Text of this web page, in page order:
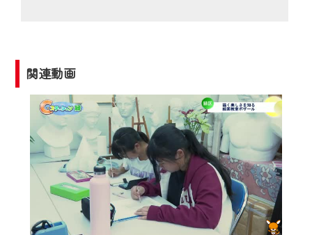
関連動画
2024年9月24日からはご加入者様へのサー
ビス向上のため、
『CCNet Web TV』を利用いただくには、
一部コンテンツを除き、
CCNetサービスへの加入と『CCNetマイ
ページ※』へのログインが必要となりま
す。
何卒、ご理解ご了承の程よろしくお願い
いたします。